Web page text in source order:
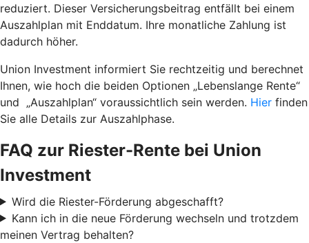
reduziert. Dieser Versicherungsbeitrag entfällt bei einem
Auszahlplan mit Enddatum. Ihre monatliche Zahlung ist
dadurch höher.
Union Investment informiert Sie rechtzeitig und berechnet
Ihnen, wie hoch die beiden Optionen „Lebenslange Rente“
und „Auszahlplan“ voraussichtlich sein werden. Hier finden
Sie alle Details zur Auszahlphase.
FAQ zur Riester-Rente bei Union
Investment
Wird die Riester-Förderung abgeschafft?
Kann ich in die neue Förderung wechseln und trotzdem
meinen Vertrag behalten?